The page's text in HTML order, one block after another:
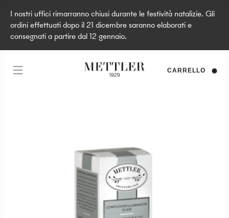
I nostri uffici rimarranno chiusi durante le festività natalizie. Gli
ordini effettuati dopo il 21 dicembre saranno elaborati e
consegnati a partire dal 12 gennaio.
CARRELLO